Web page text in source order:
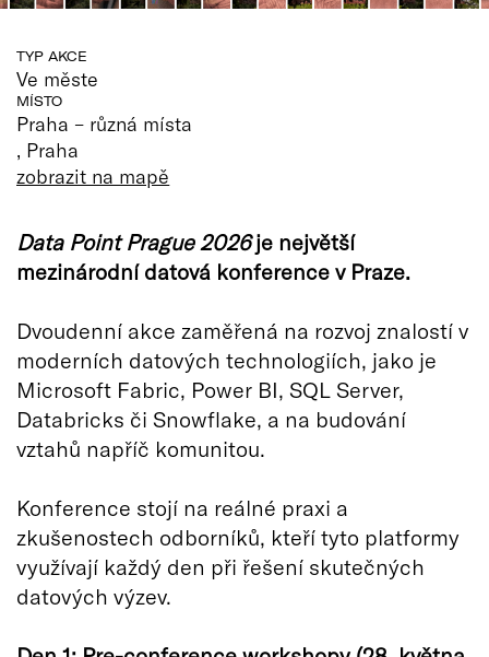
TYP AKCE
Ve měste
MÍSTO
Praha – různá místa
, Praha
zobrazit na mapě
Data Point Prague 2026je největší
mezinárodní datová konference v Praze.
Dvoudenní akce zaměřená na rozvoj znalostí v
moderních datových technologiích, jako je
Microsoft Fabric, Power BI, SQL Server,
Databricks či Snowflake, a na budování
vztahů napříč komunitou.
Konference stojí na reálné praxi a
zkušenostech odborníků, kteří tyto platformy
využívají každý den při řešení skutečných
datových výzev.